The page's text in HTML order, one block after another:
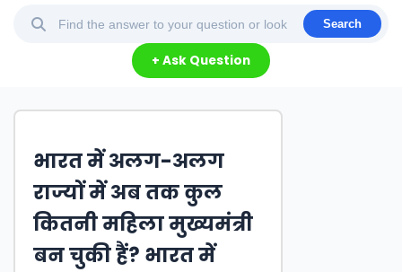
Search
+ Ask Question
भारत में अलग-अलग
राज्यों में अब तक कुल
कितनी महिला मुख्यमंत्री
बन चुकी हैं? भारत में